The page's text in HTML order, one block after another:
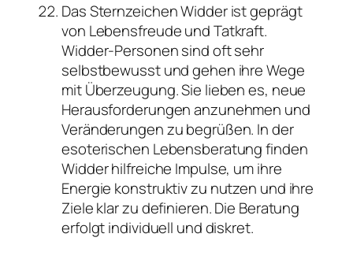
Das Sternzeichen Widder ist geprägt
von Lebensfreude und Tatkraft.
Widder-Personen sind oft sehr
selbstbewusst und gehen ihre Wege
mit Überzeugung. Sie lieben es, neue
Herausforderungen anzunehmen und
Veränderungen zu begrüßen. In der
esoterischen Lebensberatung finden
Widder hilfreiche Impulse, um ihre
Energie konstruktiv zu nutzen und ihre
Ziele klar zu definieren. Die Beratung
erfolgt individuell und diskret.